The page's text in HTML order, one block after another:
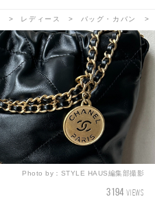
レディース バッグ・カバン
Photo by： STYLE HAUS編集部撮影
3194 VIEWS